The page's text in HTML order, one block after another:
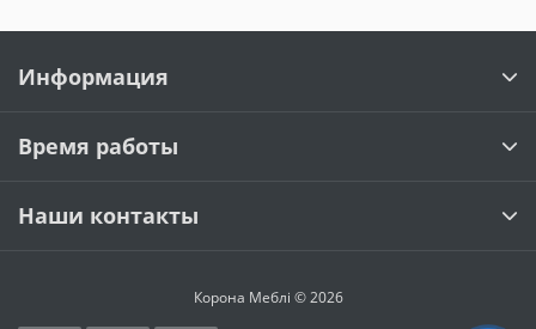
Информация
Время работы
Наши контакты
Корона Меблі © 2026